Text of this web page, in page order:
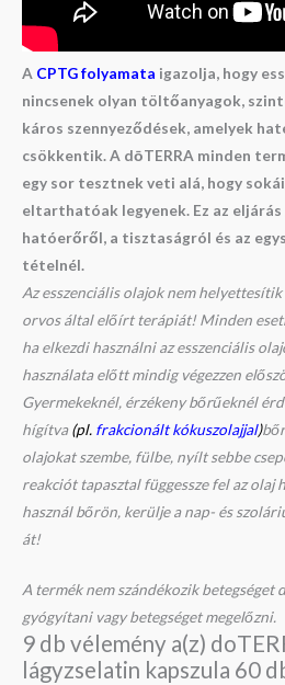
A CPTG folyamata igazolja, hogy
nincsenek olyan töltőanyagok,
káros szennyeződések, amelyek
csökkentik. A dōTERRA minden
egy sor tesztnek veti alá, hogy
eltarthatóak legyenek. Ez az
hatóerőről, a tisztaságról és az
tételnél.
Az esszenciális olajok nem helyettesítik
orvos által előírt terápiát! Minden
ha elkezdi használni az esszenciális
használata előtt mindig végezzen
Gyermekeknél, érzékeny bőrűeknél
hígítva(pl. frakcionált kókuszolajjal)
olajokat szembe, fülbe, nyílt sebbe
reakciót tapasztal függessze fel az
használ bőrön, kerülje a nap- és
át!
A termék nem szándékozik betegséget
gyógyítani vagy betegséget megelőzni.
9 db vélemény a(z)
lágyzselatin kapszula 60